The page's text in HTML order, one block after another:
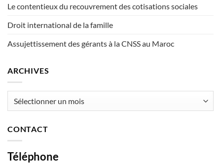
Le contentieux du recouvrement des cotisations sociales
Droit international de la famille
Assujettissement des gérants à la CNSS au Maroc
ARCHIVES
CONTACT
Téléphone